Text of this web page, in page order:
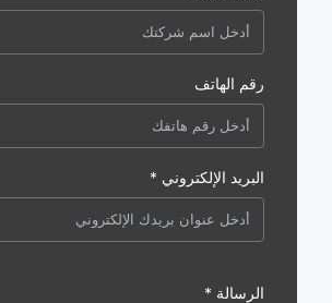
رقم الهاتف
البريد الإلكتروني *
الرسالة *